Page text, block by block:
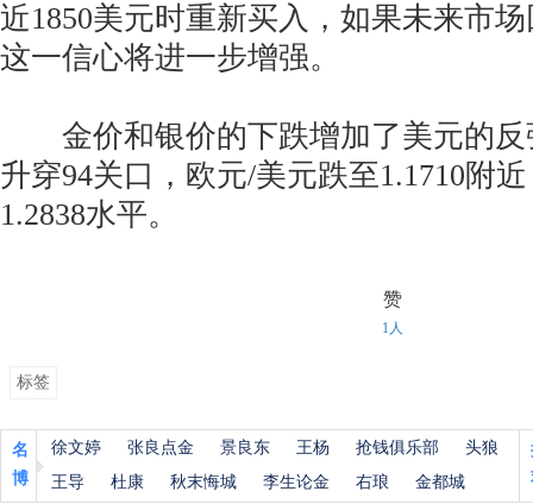
近1850美元时重新买入，如果未来市
这一信心将进一步增强。
金价和银价的下跌增加了美元的反
升穿94关口，欧元/美元跌至1.1710附
1.2838水平。
赞
1人
标签
名
博
徐文婷 张良点金 景良东 王杨 抢钱俱乐部
头狼
王导
杜康 秋末悔城 李生论金 右琅 金都城